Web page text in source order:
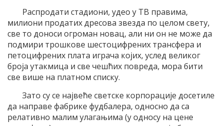
Распродати стадиони, удео у ТВ правима,
милиони продатих дресова звезда по целом свету,
све то доноси огроман новац, али ни он не може да
подмири трошкове шестоцифрених трансфера и
петоцифрених плата играча којих, услед великог
броја утакмица и све чешћих повреда, мора бити
све више на платном списку.
Зато су се највеће светске корпорације досетиле
да направе фабрике фудбалера, односно да са
релативно малим улагањима (у односу на цене